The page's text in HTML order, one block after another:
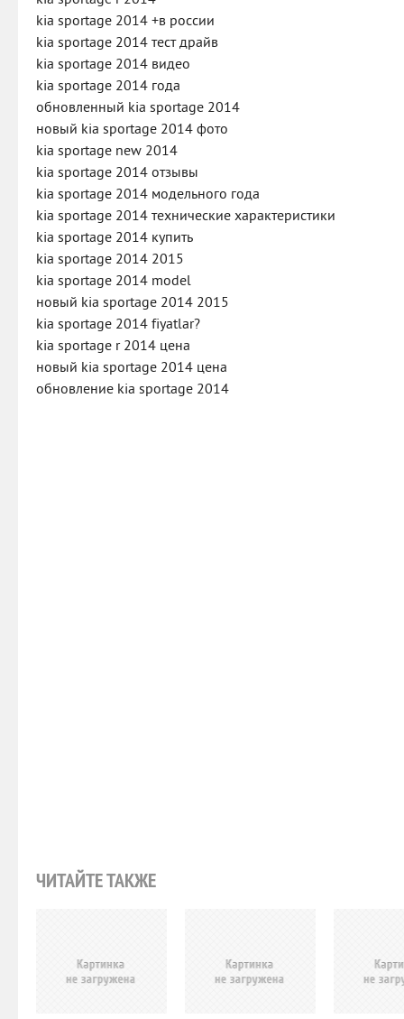
kia sportage 2014 +в россии
kia sportage 2014 тест драйв
kia sportage 2014 видео
kia sportage 2014 года
обновленный kia sportage 2014
новый kia sportage 2014 фото
kia sportage new 2014
kia sportage 2014 отзывы
kia sportage 2014 модельного года
kia sportage 2014 технические характеристики
kia sportage 2014 купить
kia sportage 2014 2015
kia sportage 2014 model
новый kia sportage 2014 2015
kia sportage 2014 fiyatlar?
kia sportage r 2014 цена
новый kia sportage 2014 цена
обновление kia sportage 2014
ЧИТАЙТЕ ТАКЖЕ